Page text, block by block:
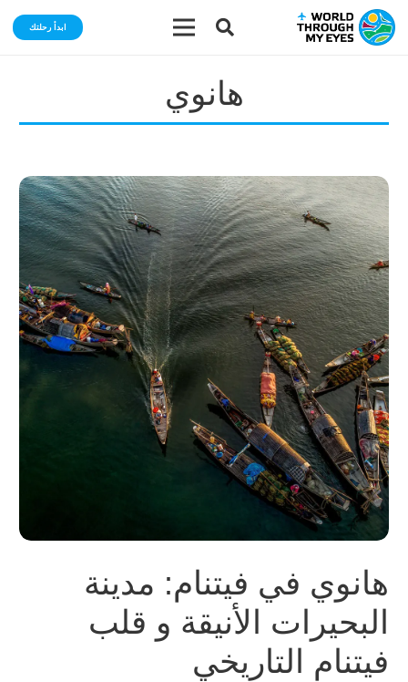
ابدأ رحلتك
هانوي
هانوي في فيتنام: مدينة
البحيرات الأنيقة و قلب
فيتنام التاريخي